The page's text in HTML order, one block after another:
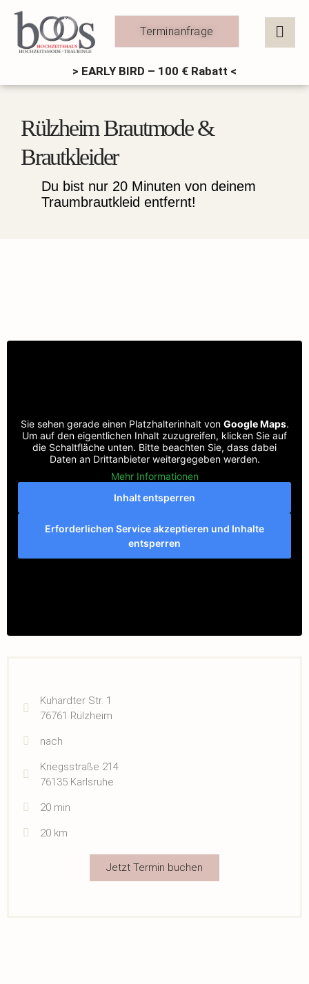
springen
Terminanfrage
> EARLY BIRD – 100 € Rabatt <
Rülzheim Brautmode &
Brautkleider
Du bist nur 20 Minuten von deinem
Traumbrautkleid entfernt!
Kuhardter Str. 1
76761 Rülzheim
nach
Kriegsstraße 214
76135 Karlsruhe
20 min
20 km
Jetzt Termin buchen
Sie sehen gerade einen Platzhalterinhalt von Google Maps.
Um auf den eigentlichen Inhalt zuzugreifen, klicken Sie auf
die Schaltfläche unten. Bitte beachten Sie, dass dabei
Daten an Drittanbieter weitergegeben werden.
Mehr Informationen
Inhalt entsperren
Erforderlichen Service akzeptieren und Inhalte
entsperren